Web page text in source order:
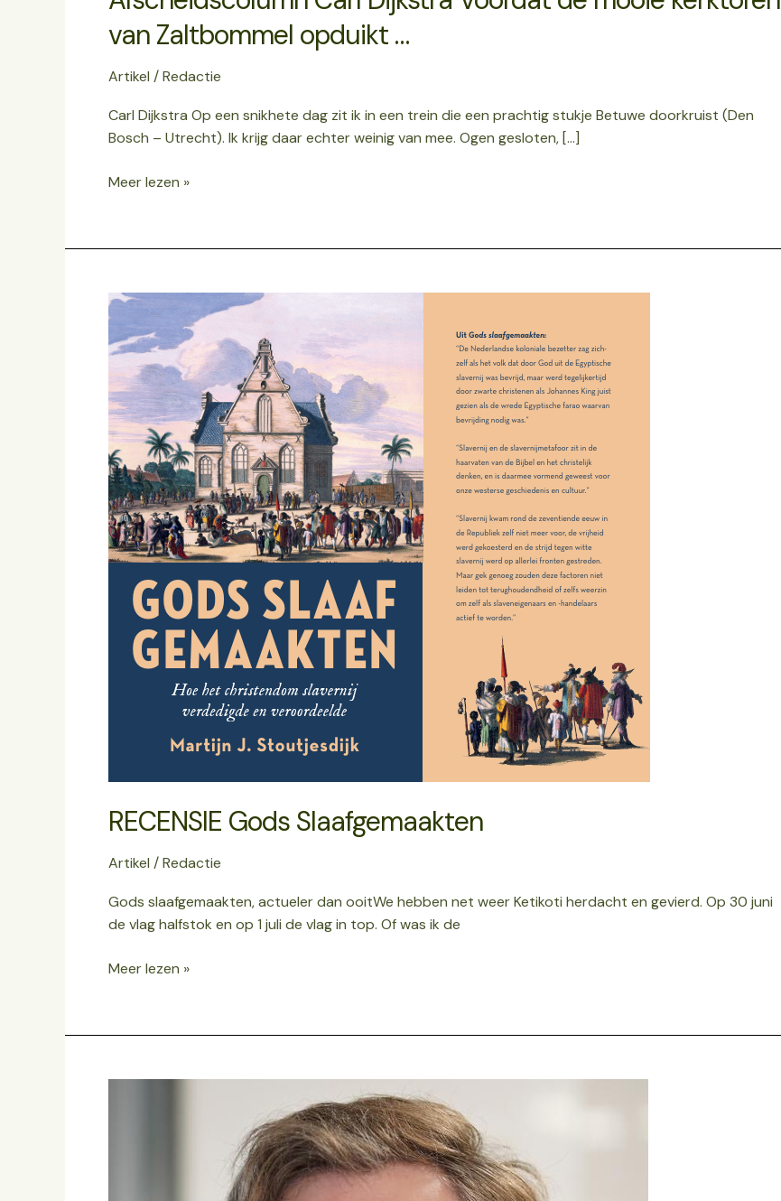
van Zaltbommel opduikt …
Artikel /Redactie
Carl Dijkstra Op een snikhete dag zit ik in een trein die een prachtig stukje Betuwe doorkruist (Den
Bosch – Utrecht). Ik krijg daar echter weinig van mee. Ogen gesloten, […]
Meer lezen »
RECENSIE Gods Slaafgemaakten
Artikel /Redactie
Gods slaafgemaakten, actueler dan ooitWe hebben net weer Ketikoti herdacht en gevierd. Op 30 juni
de vlag halfstok en op 1 juli de vlag in top. Of was ik de
RECENSIE
Gods
Slaafgemaakten
Meer lezen »